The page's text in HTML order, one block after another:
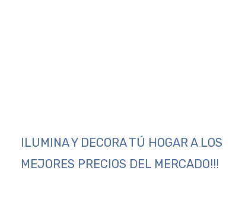
ILUMINA Y DECORA TÚ HOGAR A LOS
MEJORES PRECIOS DEL MERCADO!!!